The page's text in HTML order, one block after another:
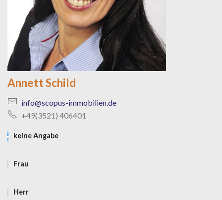
Annett Schild
info@scopus-immobilien.de
+49(3521) 406401
keine Angabe
Frau
Herr